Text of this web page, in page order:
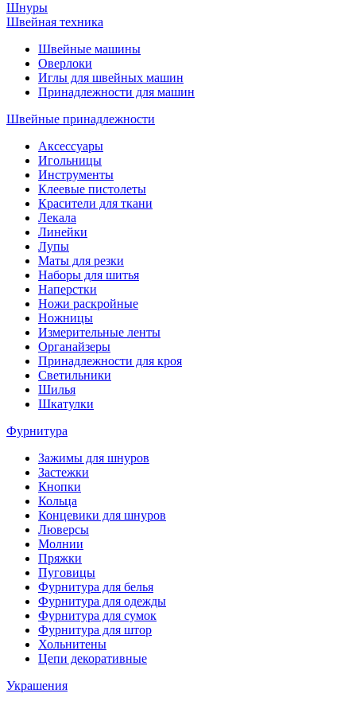
Шнуры
Швейная техника
Швейные машины
Оверлоки
Иглы для швейных машин
Принадлежности для машин
Швейные принадлежности
Аксессуары
Игольницы
Инструменты
Клеевые пистолеты
Красители для ткани
Лекала
Линейки
Лупы
Маты для резки
Наборы для шитья
Наперстки
Ножи раскройные
Ножницы
Измерительные ленты
Органайзеры
Принадлежности для кроя
Светильники
Шилья
Шкатулки
Фурнитура
Зажимы для шнуров
Застежки
Кнопки
Кольца
Концевики для шнуров
Люверсы
Молнии
Пряжки
Пуговицы
Фурнитура для белья
Фурнитура для одежды
Фурнитура для сумок
Фурнитура для штор
Хольнитены
Цепи декоративные
Украшения